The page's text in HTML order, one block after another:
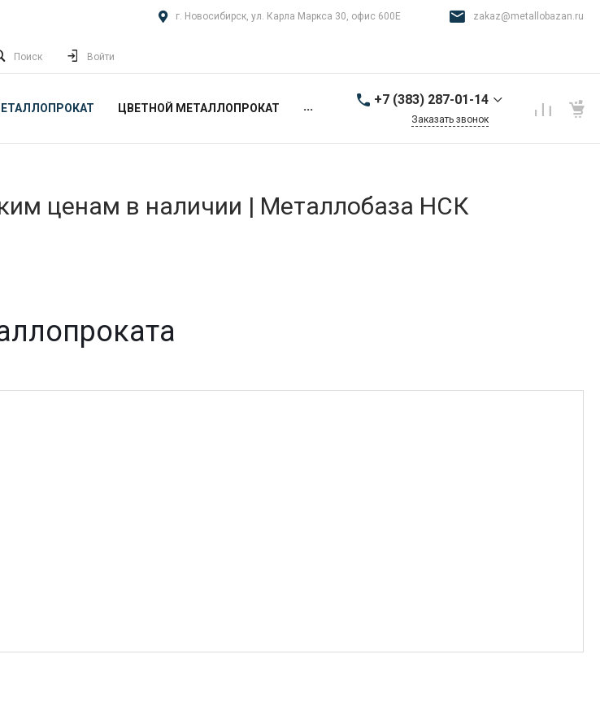
г. Новосибирск, ул. Карла Маркса 30, офис 600Е zakaz@metallobazan.ru
Поиск Войти
ЦВЕТНОЙ МЕТАЛЛОПРОКАТ ... +7 (383) 287-01-14
9:00-18:00 пн-пт
Заказать звонок
ценам в наличии | Металлобаза НСК